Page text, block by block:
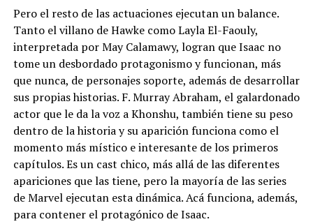
Pero el resto de las actuaciones ejecutan un balance.
Tanto el villano de Hawke como Layla El-Faouly,
interpretada por May Calamawy, logran que Isaac no
tome un desbordado protagonismo y funcionan, más
que nunca, de personajes soporte, además de desarrollar
sus propias historias. F. Murray Abraham, el galardonado
actor que le da la voz a Khonshu, también tiene su peso
dentro de la historia y su aparición funciona como el
momento más místico e interesante de los primeros
capítulos. Es un cast chico, más allá de las diferentes
apariciones que las tiene, pero la mayoría de las series
de Marvel ejecutan esta dinámica. Acá funciona, además,
para contener el protagónico de Isaac.